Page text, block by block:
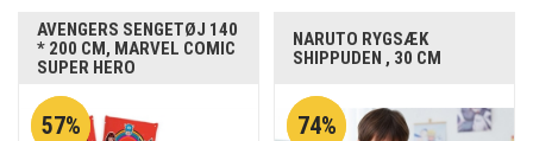
AVENGERS SENGETØJ 140
* 200 CM, MARVEL COMIC
SUPER HERO
57%
NARUTO RYGSÆK
SHIPPUDEN , 30 CM
74%